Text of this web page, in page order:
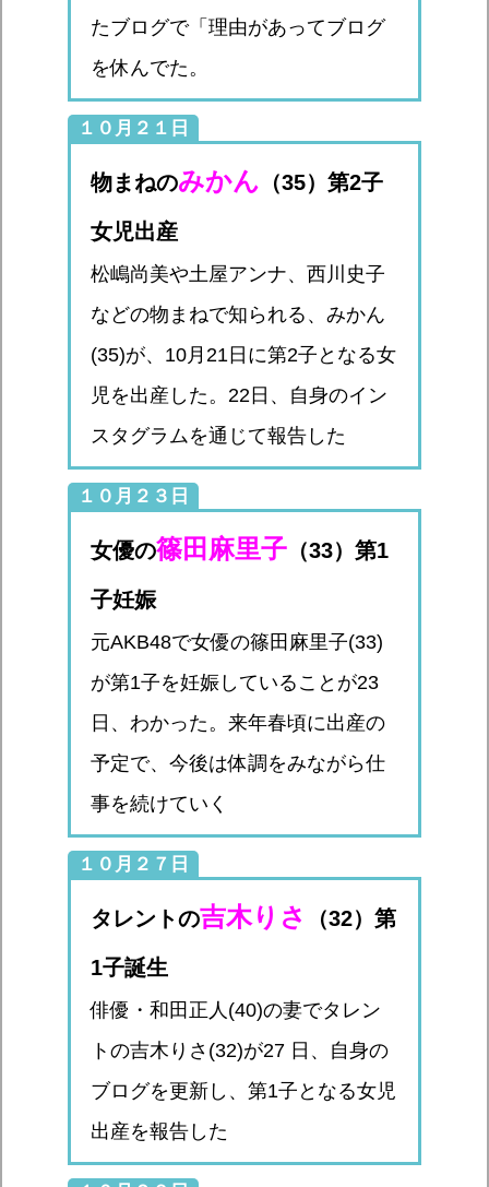
たブログで「理由があってブログ
を休んでた。
１０月２１日
物まねのみかん （35）第2子
女児出産
松嶋尚美や土屋アンナ、西川史子
などの物まねで知られる、みかん
(35)が、10月21日に第2子となる女
児を出産した。22日、自身のイン
スタグラムを通じて報告した
１０月２３日
女優の篠田麻里子 （33）第1
子妊娠
元AKB48で女優の篠田麻里子(33)
が第1子を妊娠していることが23
日、わかった。来年春頃に出産の
予定で、今後は体調をみながら仕
事を続けていく
１０月２７日
タレントの吉木りさ （32）第
1子誕生
俳優・和田正人(40)の妻でタレン
トの吉木りさ(32)が27 日、自身の
ブログを更新し、第1子となる女児
出産を報告した